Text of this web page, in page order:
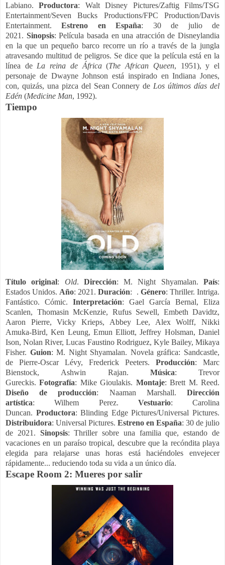
Labiano.Productora: Walt Disney Pictures/Zaftig Films/TSG
Entertainment/Seven Bucks Productions/FPC Production/Davis
Entertainment.Estreno en España: 30 de julio de
2021. Sinopsis: Película basada en una atracción de Disneylandia
en la que un pequeño barco recorre un río a través de la jungla
atravesando multitud de peligros. Se dice que la película está en la
línea de La reina de África(The African Queen, 1951), y el
personaje de Dwayne Johnson está inspirado en Indiana Jones,
con, quizás, una pizca del Sean Connery de Los últimos días del
Edén (Medicine Man, 1992).
Tiempo
Título original: Old. Dirección: M. Night Shyamalan.País:
Estados Unidos. Año: 2021.Duración: . Género: Thriller. Intriga.
Fantástico. Cómic. Interpretación: Gael García Bernal, Eliza
Scanlen, Thomasin McKenzie, Rufus Sewell, Embeth Davidtz,
Aaron Pierre, Vicky Krieps, Abbey Lee, Alex Wolff, Nikki
Amuka-Bird, Ken Leung, Emun Elliott, Jeffrey Holsman, Daniel
Ison, Nolan River, Lucas Faustino Rodriguez, Kyle Bailey, Mikaya
Fisher. Guion:M. Night Shyamalan. Novela gráfica: Sandcastle,
de Pierre-Oscar Lévy, Frederick Peeters. Producción: Marc
Bienstock, Ashwin Rajan. Música: Trevor
Gureckis.Fotografía: Mike Gioulakis. Montaje:Brett M. Reed.
Diseño de
producción: Naaman Marshall.Dirección
artística:Wilhem Perez. Vestuario: Carolina
Duncan. Productora:Blinding Edge Pictures/Universal Pictures.
Distribuidora: Universal Pictures. Estreno en España: 30 de julio
de 2021. Sinopsis:Thriller sobre una familia que, estando de
vacaciones en un paraíso tropical, descubre que la recóndita playa
elegida para relajarse unas horas está haciéndoles envejecer
rápidamente... reduciendo toda su vida a un único día.
Escape Room 2: Mueres por salir